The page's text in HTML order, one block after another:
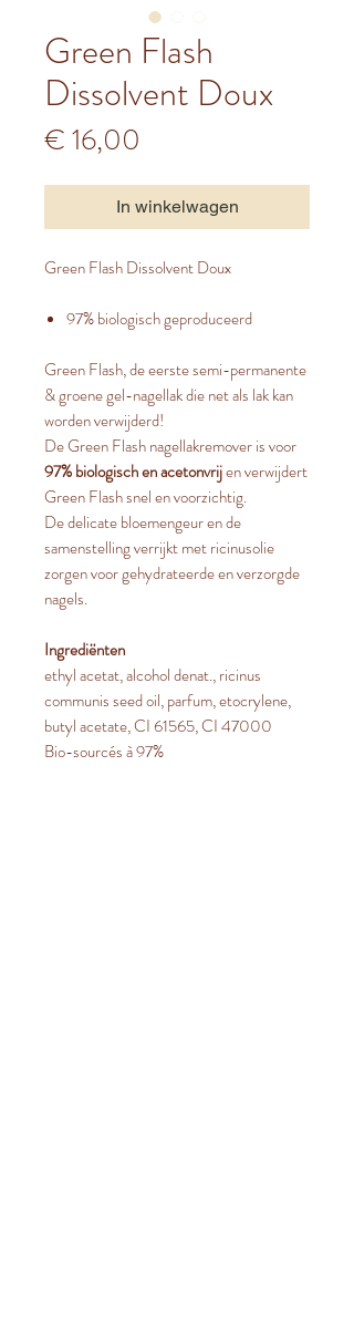
Green Flash
Dissolvent Doux
€ 16,00
In winkelwagen
Green Flash Dissolvent Doux
97% biologisch geproduceerd
Green Flash, de eerste semi-permanente
& groene gel-nagellak die net als lak kan
worden verwijderd!
De Green Flash nagellakremover is voor
97% biologisch en acetonvrijen verwijdert
Green Flash snel en voorzichtig.
De delicate bloemengeur en de
samenstelling verrijkt met ricinusolie
zorgen voor gehydrateerde en verzorgde
nagels.
Ingrediënten
ethyl acetat, alcohol denat., ricinus
communis seed oil, parfum, etocrylene,
butyl acetate, CI 61565, CI 47000
Bio-sourcés à 97%